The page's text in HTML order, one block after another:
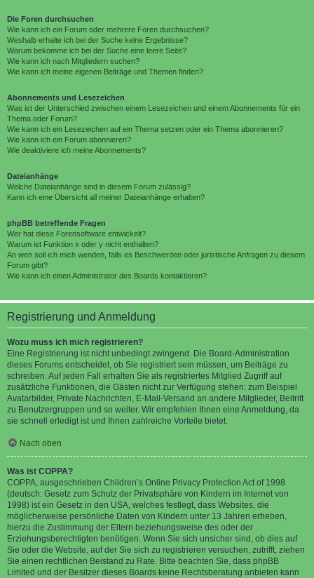
Die Foren durchsuchen
Wie kann ich ein Forum oder mehrere Foren durchsuchen?
Weshalb erhalte ich bei der Suche keine Ergebnisse?
Warum bekomme ich bei der Suche eine leere Seite?
Wie kann ich nach Mitgliedern suchen?
Wie kann ich meine eigenen Beiträge und Themen finden?
Abonnements und Lesezeichen
Was ist der Unterschied zwischen einem Lesezeichen und einem Abonnements für ein
Thema oder Forum?
Wie kann ich ein Lesezeichen auf ein Thema setzen oder ein Thema abonnieren?
Wie kann ich ein Forum abonnieren?
Wie deaktiviere ich meine Abonnements?
Dateianhänge
Welche Dateianhänge sind in diesem Forum zulässig?
Kann ich eine Übersicht all meiner Dateianhänge erhalten?
phpBB betreffende Fragen
Wer hat diese Forensoftware entwickelt?
Warum ist Funktion x oder y nicht enthalten?
An wen soll ich mich wenden, falls es Beschwerden oder juristische Anfragen zu diesem
Forum gibt?
Wie kann ich einen Administrator des Boards kontaktieren?
Registrierung und Anmeldung
Wozu muss ich mich registrieren?
Eine Registrierung ist nicht unbedingt zwingend. Die Board-Administration
dieses Forums entscheidet, ob Sie registriert sein müssen, um Beiträge zu
schreiben. Auf jeden Fall erhalten Sie als registriertes Mitglied Zugriff auf
zusätzliche Funktionen, die Gästen nicht zur Verfügung stehen: zum Beispiel
Avatarbilder, Private Nachrichten, E-Mail-Versand an andere Mitglieder, Beitritt
zu Benutzergruppen und so weiter. Wir empfehlen Ihnen eine Anmeldung, da
sie schnell erledigt ist und Ihnen zahlreiche Vorteile bietet.
Nach oben
Was ist COPPA?
COPPA, ausgeschrieben Children’s Online Privacy Protection Act of 1998
(deutsch: Gesetz zum Schutz der Privatsphäre von Kindern im Internet von
1998) ist ein Gesetz in den USA, welches festlegt, dass Websites, die
möglicherweise persönliche Daten von Kindern unter 13 Jahren erheben,
hierzu die Zustimmung der Eltern beziehungsweise des oder der
Erziehungsberechtigten benötigen. Wenn Sie sich unsicher sind, ob dies auf
Sie oder die Website, auf der Sie sich zu registrieren versuchen, zutrifft, ziehen
Sie einen rechtlichen Beistand zu Rate. Bitte beachten Sie, dass phpBB
Limited und der Besitzer dieses Boards keine Rechtsberatung anbieten kann